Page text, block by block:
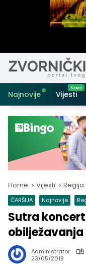
Najnovije Vijesti
Home Vijesti Regija
ČARŠIJA Najnovije
Sutra
Administrator
23/05/2018